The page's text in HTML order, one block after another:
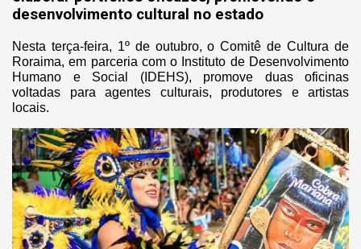
desenvolvimento cultural no estado
Nesta terça-feira, 1º de outubro, o Comitê de Cultura de
Roraima, em parceria com o Instituto de Desenvolvimento
Humano e Social (IDEHS), promove duas oficinas
voltadas para agentes culturais, produtores e artistas
locais.